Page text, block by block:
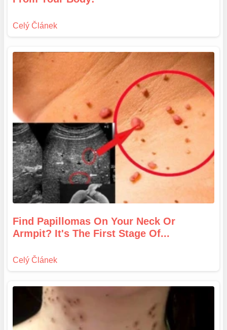
Find Papillomas On Your Neck Or
Armpit? It's The First Stage Of...